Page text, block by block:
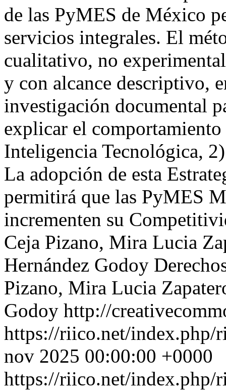
de las PyMES de México
servicios integrales. El
cualitativo, no
y con alcance descriptivo,
investigación documental
explicar el
Inteligencia Tecnológica,
La adopción de esta
permitirá que las PyMES
incrementen su
Ceja Pizano, Mira Lucia
Hernández Godoy
Pizano, Mira Lucia
Godoy http://
https://riico.net/index.php/
nov 2025 00:00:00 +0000
https://riico.net/